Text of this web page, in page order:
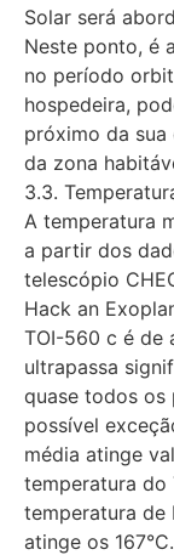
Solar será
Neste ponto, é
no período
hospedeira,
próximo da
da zona
3.3.
A temperatura
a partir dos
telescópio
Hack an
TOI-560 c é de
ultrapassa
quase todos os
possível
média atinge
temperatura do
temperatura de
atinge os